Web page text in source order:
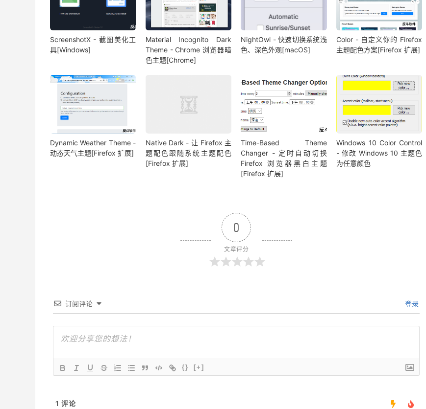
ScreenshotX - 截图美化工
具[Windows]
Material Incognito Dark
Theme - Chrome 浏览器暗
色主题[Chrome]
NightOwl - 快速切换系统浅
色、深色外观[macOS]
Color - 自定义你的 Firefox
主题配色方案[Firefox 扩展]
Dynamic Weather Theme -
动态天气主题[Firefox 扩展]
Native Dark - 让 Firefox 主
题配色跟随系统主题配色
[Firefox 扩展]
Time-Based Theme
Changer - 定时自动切换
Firefox 浏览器黑白主题
[Firefox 扩展]
Windows 10 Color Control
- 修改 Windows 10 主题色
为任意颜色
0
文章评分
订阅评论 登录
{} [+]
1 评论